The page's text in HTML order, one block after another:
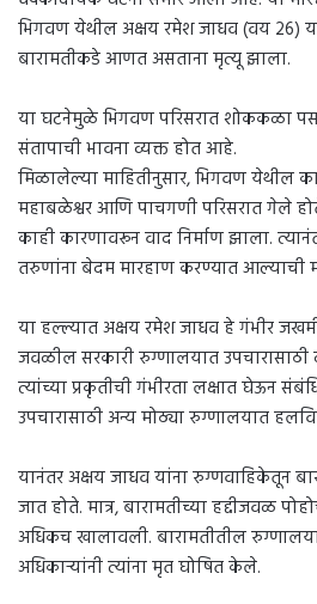
भिगवण येथील अक्षय रमेश जाधव (वय 26)
बारामतीकडे आणत असताना मृत्यू झाला.
या घटनेमुळे भिगवण परिसरात शोककळा
संतापाची भावना व्यक्त होत आहे.
मिळालेल्या माहितीनुसार, भिगवण येथील
महाबळेश्वर आणि पाचगणी परिसरात गेले
काही कारणावरून वाद निर्माण झाला.
तरुणांना बेदम मारहाण करण्यात आल्याची
या हल्ल्यात अक्षय रमेश जाधव हे गंभीर
जवळील सरकारी रुग्णालयात
त्यांच्या प्रकृतीची गंभीरता लक्षात घेऊन
उपचारासाठी अन्य मोठ्या रुग्णालयात
यानंतर अक्षय जाधव यांना रुग्णवाहिकेतून
जात होते. मात्र, बारामतीच्या हद्दीजवळ
अधिकच खालावली. बारामतीतील
अधिकाऱ्यांनी त्यांना मृत घोषित केले.